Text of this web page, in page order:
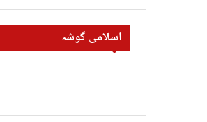
اسلامی گوشہ